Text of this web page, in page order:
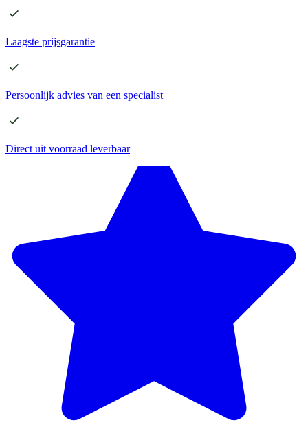
Laagste prijsgarantie
Persoonlijk advies van een specialist
Direct uit voorraad leverbaar